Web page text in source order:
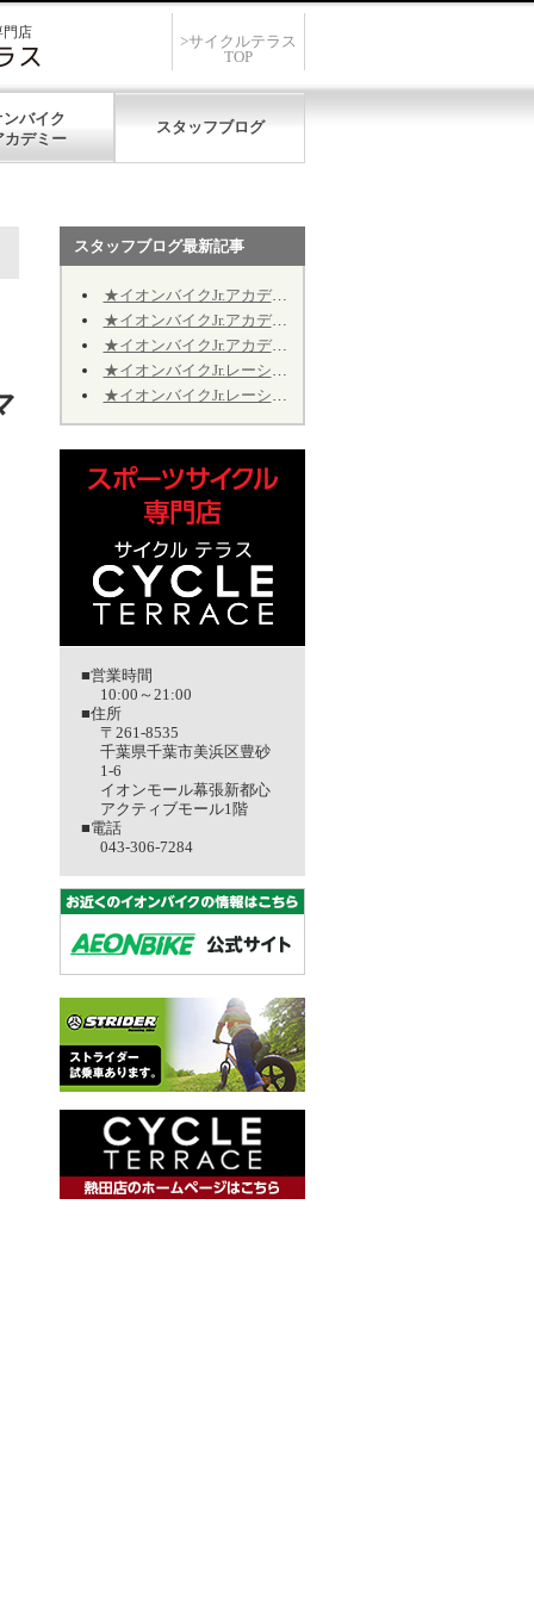
門店
>サイクルテラス
TOP
バイク スタッフブログ
スタッフブログ最新記事
★イオンバイクJr.アカデミー★第12期★第５回★明日7/19、開催致します★
★イオンバイクJr.アカデミー★第12期★第４回★明日7/11、振り替え開催致します★
★イオンバイクJr.アカデミー★第12期★2026年9月の開催日程のお知らせ
★イオンバイクJr.レーシング★第10期★2026年9月の予定★～Jr.アカデミーではありません～
★イオンバイクJr.レーシング★第10期★後半期ご継続のお手続きについて★※Jr.アカデミーではありません
■営業時間
10:00～21:00
■住所
〒261-8535
千葉県千葉市美浜区豊砂
1-6
イオンモール幕張新都心
アクティブモール1階
■電話
043-306-7284